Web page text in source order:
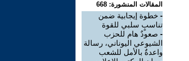
المقالات المنشورة: 668
- خطوة إيجابية ضمن
تناسبٍ سلبي للقوة
- صعودٌ هام للحزب
الشيوعي اليوناني، رسالة
واعدةٌ بالأمل للشعب